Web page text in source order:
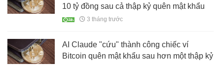
10 tỷ đồng sau cả thập kỷ quên mật khẩu
3 tháng trước
AI Claude "cứu" thành công chiếc ví
Bitcoin quên mật khẩu sau hơn một thập kỷ